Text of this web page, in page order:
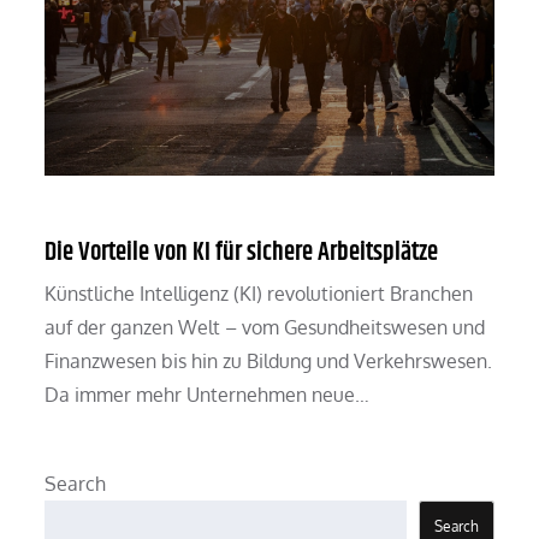
Die Vorteile von KI für sichere Arbeitsplätze
Künstliche Intelligenz (KI) revolutioniert Branchen
auf der ganzen Welt – vom Gesundheitswesen und
Finanzwesen bis hin zu Bildung und Verkehrswesen.
Da immer mehr Unternehmen neue…
Search
Search